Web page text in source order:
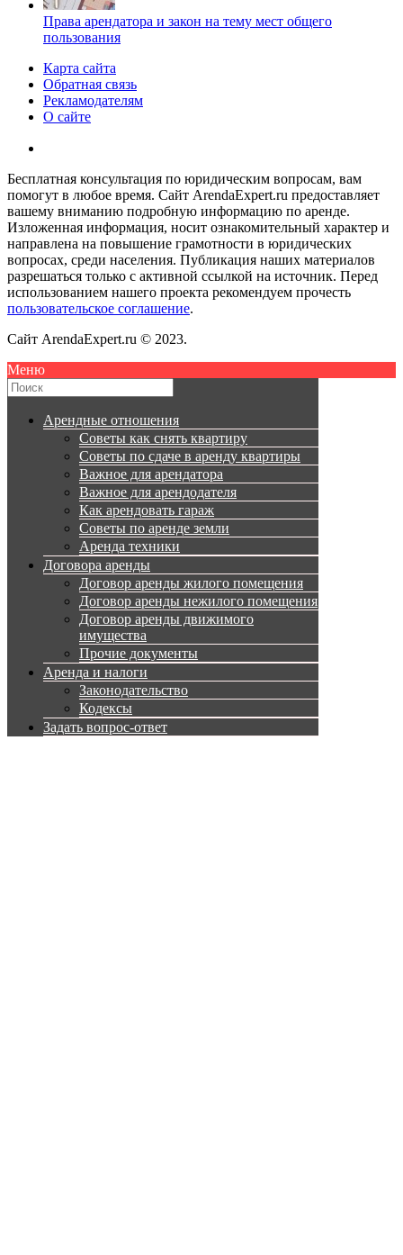
Права арендатора и закон на тему мест общего
пользования
Карта сайта
Обратная связь
Рекламодателям
О сайте
Бесплатная консультация по юридическим вопросам, вам
помогут в любое время. Сайт ArendaExpert.ru предоставляет
вашему вниманию подробную информацию по аренде.
Изложенная информация, носит ознакомительный характер и
направлена на повышение грамотности в юридических
вопросах, среди населения. Публикация наших материалов
разрешаться только с активной ссылкой на источник. Перед
использованием нашего проекта рекомендуем прочесть
пользовательское соглашение.
Сайт ArendaExpert.ru © 2023.
Меню
Арендные отношения
Советы как снять квартиру
Советы по сдаче в аренду квартиры
Важное для арендатора
Важное для арендодателя
Как арендовать гараж
Советы по аренде земли
Аренда техники
Договора аренды
Договор аренды жилого помещения
Договор аренды нежилого помещения
Договор аренды движимого
имущества
Прочие документы
Аренда и налоги
Законодательство
Кодексы
Задать вопрос-ответ